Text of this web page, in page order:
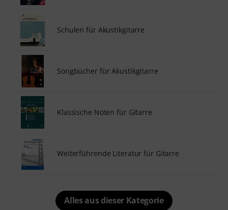
Schulen für Akustikgitarre
Songbücher für Akustikgitarre
Klassische Noten für Gitarre
Weiterführende Literatur für Gitarre
Alles aus dieser Kategorie